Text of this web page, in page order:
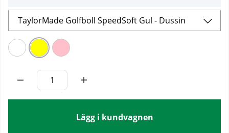
TaylorMade Golfboll SpeedSoft Gul - Dussin
Lägg i kundvagnen